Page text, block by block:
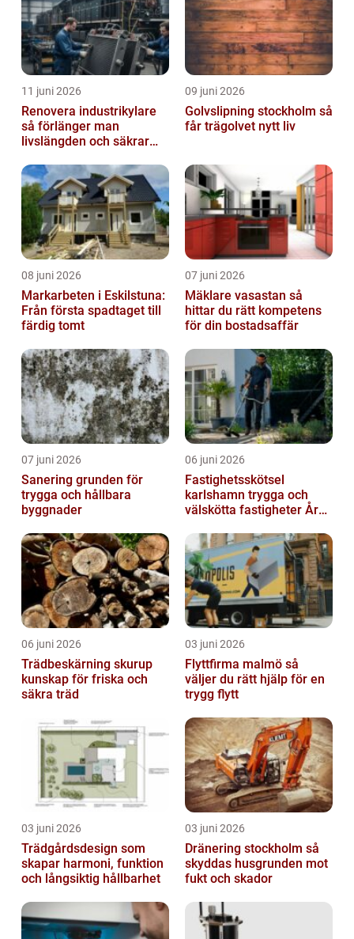
11 juni 2026
Renovera industrikylare
så förlänger man
livslängden och säkrar
09 juni 2026
Golvslipning stockholm så
får trägolvet nytt liv
08 juni 2026
Markarbeten i Eskilstuna:
Från första spadtaget till
färdig tomt
07 juni 2026
Mäklare vasastan så
hittar du rätt kompetens
för din bostadsaffär
07 juni 2026
Sanering grunden för
trygga och hållbara
byggnader
06 juni 2026
Fastighetsskötsel
karlshamn trygga och
välskötta fastigheter Året
06 juni 2026
Trädbeskärning skurup
kunskap för friska och
säkra träd
03 juni 2026
Flyttfirma malmö så
väljer du rätt hjälp för en
trygg flytt
03 juni 2026
Trädgårdsdesign som
skapar harmoni, funktion
och långsiktig hållbarhet
03 juni 2026
Dränering stockholm så
skyddas husgrunden mot
fukt och skador